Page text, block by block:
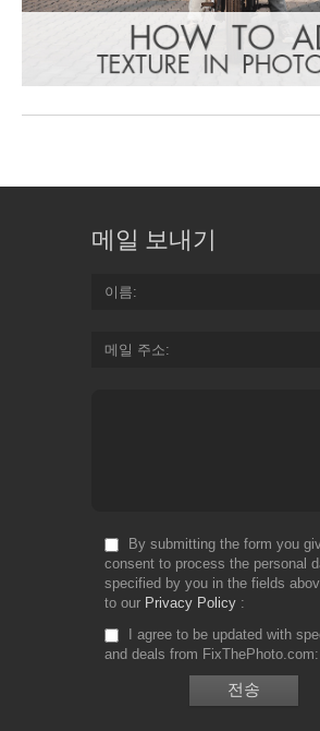
메일 보내기
이름
메일 주소
By submitting the form you
consent to process the personal
specified by you in the fields
to our Privacy Policy
I agree to be updated with
and deals from FixThePhoto.com